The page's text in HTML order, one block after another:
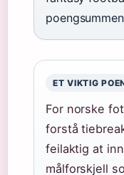
ET VIKTIG
For norske
forstå
feilaktig at
målforskjell